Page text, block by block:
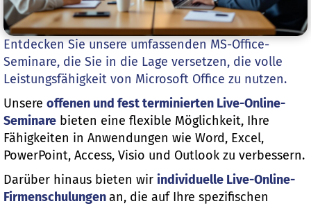
Entdecken Sie unsere umfassenden MS-Office-
Seminare, die Sie in die Lage versetzen, die volle
Leistungsfähigkeit von Microsoft Office zu nutzen.
Unsere offenen und fest terminierten Live-Online-
Seminare bieten eine flexible Möglichkeit, Ihre
Fähigkeiten in Anwendungen wie Word, Excel,
PowerPoint, Access, Visio und Outlook zu verbessern.
Darüber hinaus bieten wir individuelle Live-Online-
Firmenschulungenan, die auf Ihre spezifischen